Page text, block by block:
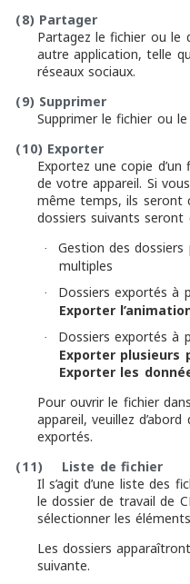
(8) Partager
Partagez le fichier ou le
autre application, telle
réseaux sociaux.
(9) Supprimer
Supprimer le fichier ou
(10) Exporter
Exportez une copie
de votre appareil. Si
même temps, ils seront
dossiers suivants
·
Gestion des
multiples
· Dossiers exportés à
Exporter
· Dossiers exportés à
Exporter plusieurs
Exporter les
Pour ouvrir le fichier
appareil, veuillez
exportés.
(11)
Liste de fichier
Il s’agit d’une liste des
le dossier de travail de
sélectionner les
Les dossiers
suivante.